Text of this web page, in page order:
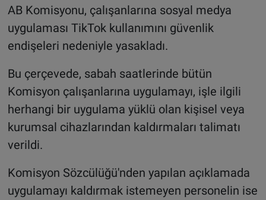
AB Komisyonu, çalışanlarına sosyal medya
uygulaması TikTok kullanımını güvenlik
endişeleri nedeniyle yasakladı.
Bu çerçevede, sabah saatlerinde bütün
Komisyon çalışanlarına uygulamayı, işle ilgili
herhangi bir uygulama yüklü olan kişisel veya
kurumsal cihazlarından kaldırmaları talimatı
verildi.
Komisyon Sözcülüğü'nden yapılan açıklamada
uygulamayı kaldırmak istemeyen personelin ise